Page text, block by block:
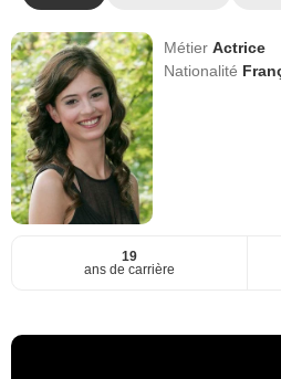
MétierActrice
Nationalité
19
ans de carrière